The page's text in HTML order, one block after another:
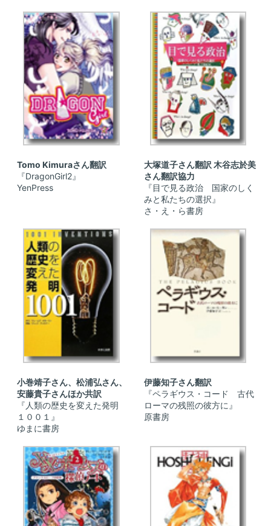
Tomo Kimuraさん翻訳
『DragonGirl2』
YenPress
大塚道子さん翻訳 木谷志於美
さん翻訳協力
『目で見る政治 国家のしく
みと私たちの選択』
さ・え・ら書房
小巻靖子さん、松浦弘さん、
安藤貴子さんほか共訳
『人類の歴史を変えた発明
１００１』
ゆまに書房
伊藤知子さん翻訳
『ペラギウス・コード 古代
ローマの残照の彼方に』
原書房